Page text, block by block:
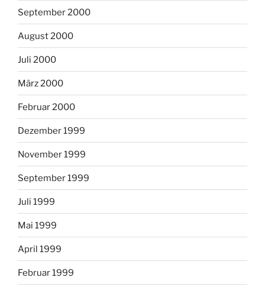
September 2000
August 2000
Juli 2000
März 2000
Februar 2000
Dezember 1999
November 1999
September 1999
Juli 1999
Mai 1999
April 1999
Februar 1999